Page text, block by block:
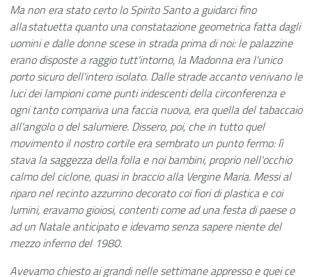
Ma non era stato certo lo Spirito Santo a guidarci fino
alla statuetta quanto una constatazione geometrica fatta dagli
uomini e dalle donne scese in strada prima di noi: le palazzine
erano disposte a raggio tutt'intorno, la Madonna era l'unico
porto sicuro dell'intero isolato. Dalle strade accanto venivano le
luci dei lampioni come punti iridescenti della circonferenza e
ogni tanto compariva una faccia nuova, era quella del tabaccaio
all'angolo o del salumiere. Dissero, poi, che in tutto quel
movimento il nostro cortile era sembrato un punto fermo: lì
stava la saggezza della folla e noi bambini, proprio nell'occhio
calmo del ciclone, quasi in braccio alla Vergine Maria. Messi al
riparo nel recinto azzurrino decorato coi fiori di plastica e coi
lumini, eravamo gioiosi, contenti come ad una festa di paese o
ad un Natale anticipato e idevamo senza sapere niente del
mezzo inferno del 1980.
Avevamo chiesto ai grandi nelle settimane appresso e quei ce